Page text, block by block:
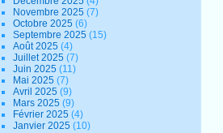
Novembre 2025(7)
Octobre 2025(6)
Septembre 2025(15)
Août 2025(4)
Juillet 2025(7)
Juin 2025(11)
Mai 2025(7)
Avril 2025(9)
Mars 2025(9)
Février 2025(4)
Janvier 2025(10)